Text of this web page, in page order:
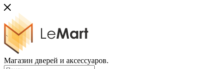
Магазин дверей и аксессуаров.